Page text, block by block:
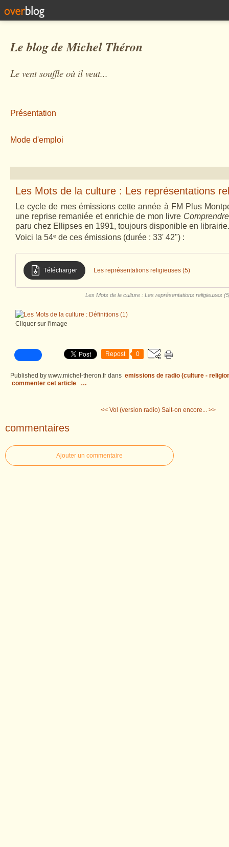
Le blog de Michel Théron
Le vent souffle où il veut...
Présentation
Mode d'emploi
Les Mots de la culture : Les représentations
Le cycle de mes émissions cette année à FM Plus
une reprise remaniée et enrichie de mon livre
paru chez Ellipses en 1991, toujours disponible en librairie.
Voici la 54e de ces émissions (durée : 33' 42") :
Télécharger Les représentations religieuses (5)
Les Mots de la culture : Les représentations religieuses
Cliquer sur l'image
Repost 0
Published by www.michel-theron.fr dans emissions de radio (culture -
commenter cet article
…
<< Vol (version radio) Sait-on encore... >>
commentaires
Ajouter un commentaire